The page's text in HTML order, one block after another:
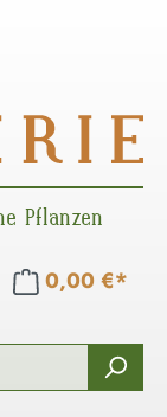
Pflanzen
0,00 €*